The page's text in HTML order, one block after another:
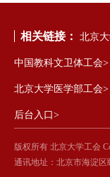
相关链接： 北京
中国教科文卫体工会>
北京大学医学部工会>
后台入口>
版权所有 北京大学工会
通讯地址：北京市海淀区